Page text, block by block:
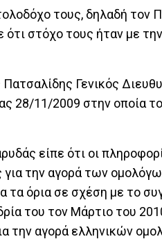
τους, δηλαδή τον
στόχο τους ήταν με
Γενικός
28/11/2009 στην οποία
είπε ότι οι
την αγορά των
τα όρια σε σχέση με το
του τον Μάρτιο του
την αγορά ελληνικών